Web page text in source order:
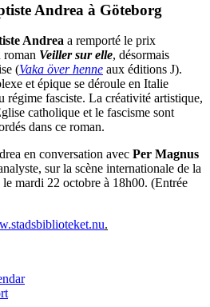
Andrea à Göteborg
Andrea a remporté le prix
roman Veiller sur elle, désormais
(Vaka över henne aux éditions J).
et épique se déroule en Italie
régime fasciste. La créativité artistique,
catholique et le fascisme sont
dans ce roman.
en conversation avec Per Magnus
sur la scène internationale de la
mardi 22 octobre à 18h00. (Entrée
.